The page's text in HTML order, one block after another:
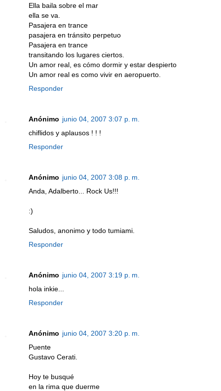
Ella baila sobre el mar
ella se va.
Pasajera en trance
pasajera en tránsito perpetuo
Pasajera en trance
transitando los lugares ciertos.
Un amor real, es cómo dormir y estar despierto
Un amor real es como vivir en aeropuerto.
Responder
Anónimo junio 04, 2007 3:07 p. m.
chiflidos y aplausos ! ! !
Responder
Anónimo junio 04, 2007 3:08 p. m.
Anda, Adalberto... Rock Us!!!
:)
Saludos, anonimo y todo tumiami.
Responder
Anónimo junio 04, 2007 3:19 p. m.
hola inkie...
Responder
Anónimo junio 04, 2007 3:20 p. m.
Puente
Gustavo Cerati.
Hoy te busqué
en la rima que duerme